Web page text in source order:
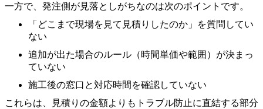
一方で、発注側が見落としがちなのは次のポイントです。
「どこまで現場を見て見積りしたのか」を質問してい
ない
追加が出た場合のルール（時間単価や範囲）が決まっ
ていない
施工後の窓口と対応時間を確認していない
これらは、見積りの金額よりもトラブル防止に直結する部分